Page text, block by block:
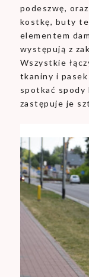
podeszwę,
kostkę, buty te
elementem
występują z
Wszystkie
tkaniny i pasek
spotkać spody
zastępuje je